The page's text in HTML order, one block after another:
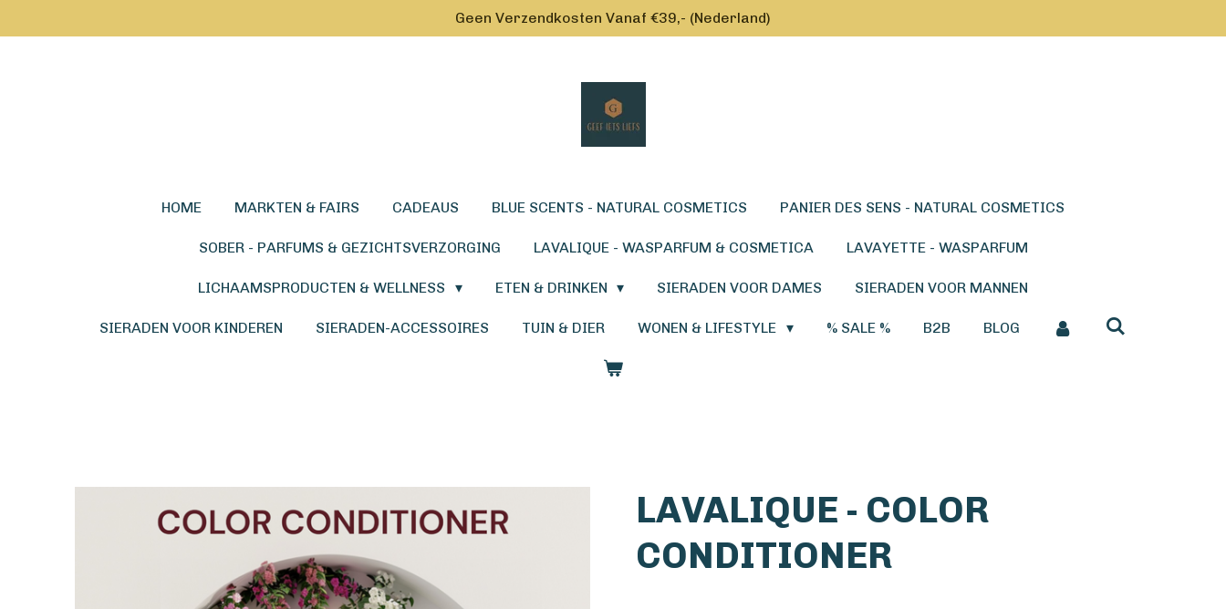
direct
Geen Verzendkosten Vanaf €39,- (Nederland)
HOME MARKTEN & FAIRS CADEAUS BLUE SCENTS - NATURAL COSMETICS PANIER DES SENS - NATURAL COSMETICS
SOBER - PARFUMS & GEZICHTSVERZORGING LAVALIQUE - WASPARFUM & COSMETICA LAVAYETTE - WASPARFUM
LICHAAMSPRODUCTEN & WELLNESS ETEN & DRINKEN SIERADEN VOOR DAMES SIERADEN VOOR MANNEN
SIERADEN VOOR KINDEREN SIERADEN-ACCESSOIRES TUIN & DIER WONEN & LIFESTYLE % SALE % B2B BLOG
LAVALIQUE - COLOR
CONDITIONER